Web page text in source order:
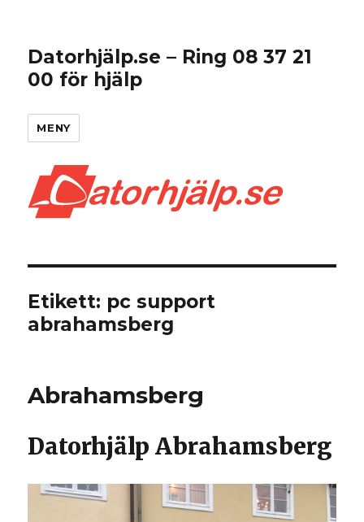
Datorhjälp.se – Ring 08 37 21
00 för hjälp
MENY
Etikett: pc support
abrahamsberg
Abrahamsberg
Datorhjälp Abrahamsberg